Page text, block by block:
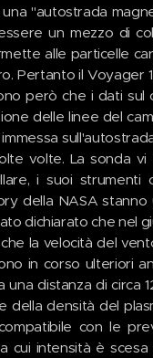
"autostrada
un mezzo di
alle particelle
Pertanto il Voyager
però che i dati
delle linee del
volte. La sonda
i suoi strumenti
della NASA
dichiarato che nel
la velocità del
in corso ulteriori
distanza di circa
della densità del
con le
cui intensità è